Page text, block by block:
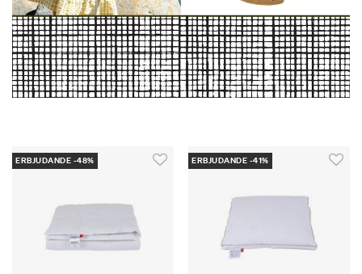
ERBJUDANDE -48% ERBJUDANDE -41%